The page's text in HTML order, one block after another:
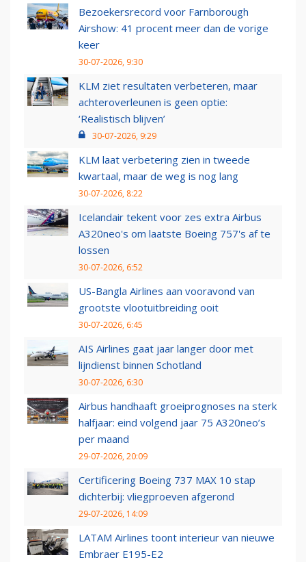
Bezoekersrecord voor Farnborough
Airshow: 41 procent meer dan de vorige
keer
30-07-2026, 9:30
KLM ziet resultaten verbeteren, maar
achteroverleunen is geen optie:
‘Realistisch blijven’
30-07-2026, 9:29
KLM laat verbetering zien in tweede
kwartaal, maar de weg is nog lang
30-07-2026, 8:22
Icelandair tekent voor zes extra Airbus
A320neo's om laatste Boeing 757's af te
lossen
30-07-2026, 6:52
US-Bangla Airlines aan vooravond van
grootste vlootuitbreiding ooit
30-07-2026, 6:45
AIS Airlines gaat jaar langer door met
lijndienst binnen Schotland
30-07-2026, 6:30
Airbus handhaaft groeiprognoses na sterk
halfjaar: eind volgend jaar 75 A320neo’s
per maand
29-07-2026, 20:09
Certificering Boeing 737 MAX 10 stap
dichterbij: vliegproeven afgerond
29-07-2026, 14:09
LATAM Airlines toont interieur van nieuwe
Embraer E195-E2